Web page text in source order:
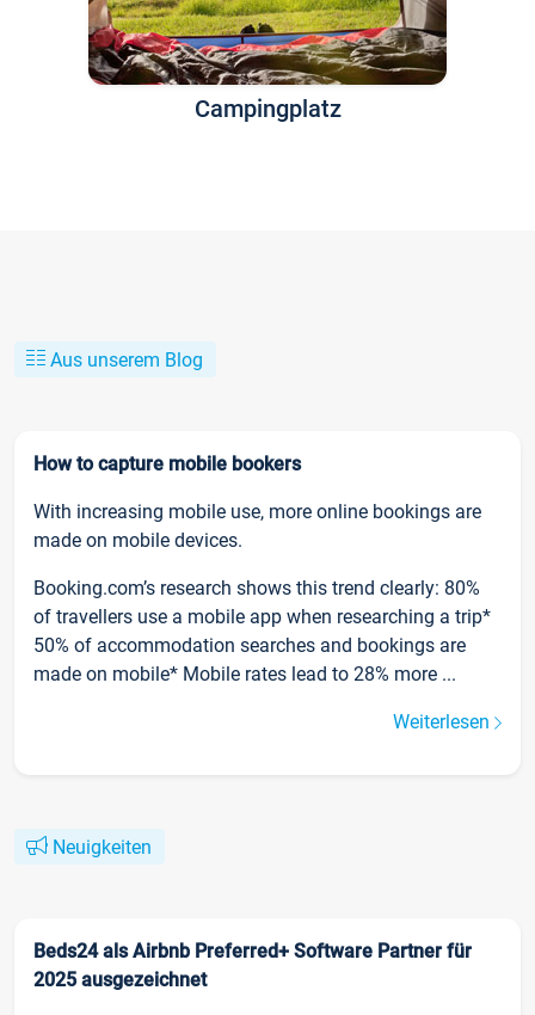
Campingplatz
Aus unserem Blog
How to capture mobile bookers
With increasing mobile use, more online bookings are
made on mobile devices.
Booking.com’s research shows this trend clearly: 80%
of travellers use a mobile app when researching a trip*
50% of accommodation searches and bookings are
made on mobile* Mobile rates lead to 28% more ...
Weiterlesen
Neuigkeiten
Beds24 als Airbnb Preferred+ Software Partner für
2025 ausgezeichnet